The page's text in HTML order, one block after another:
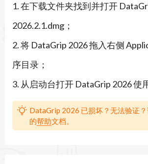
MySQL、Oracle、MongoDB、
何带JDBC驱动的都能连上，还提
对象浏览和修改工具。
2. 智能SQL代码编辑器，上下文感
构、快速修复一应俱全，写查询时
接起飞。
3. 强大数据编辑器，能直接增删改
1. 在下载文件夹找到并打开
2026.2.1.dmg；
2. 将 DataGrip 2026 拖入右侧
序目录；
3. 从启动台打开 DataGrip 2026 使
DataGrip 2026 已损坏？无法验证
的帮助文档。